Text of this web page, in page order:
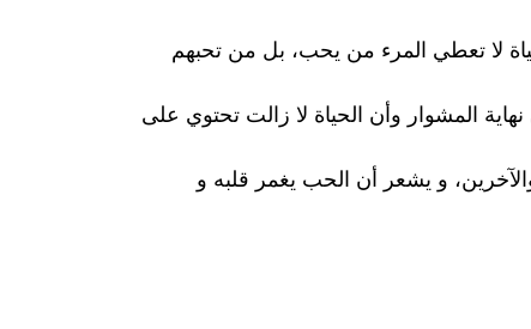
لا تعطي المرء من يحب، بل من تحبهم
المشوار وأن الحياة لا زالت تحتوي على
و يشعر أن الحب يغمر قلبه و